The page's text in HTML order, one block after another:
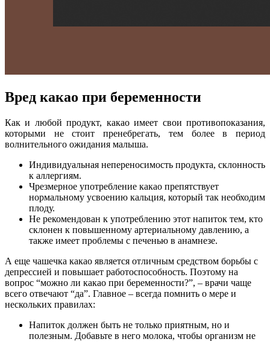
Вред какао при беременности
Как и любой продукт, какао имеет свои противопоказания,
которыми не стоит пренебрегать, тем более в период
волнительного ожидания малыша.
Индивидуальная непереносимость продукта, склонность
к аллергиям.
Чрезмерное употребление какао препятствует
нормальному усвоению кальция, который так необходим
плоду.
Не рекомендован к употреблению этот напиток тем, кто
склонен к повышенному артериальному давлению, а
также имеет проблемы с печенью в анамнезе.
А еще чашечка какао является отличным средством борьбы с
депрессией и повышает работоспособность. Поэтому на
вопрос “можно ли какао при беременности?”, – врачи чаще
всего отвечают “да”. Главное – всегда помнить о мере и
нескольких правилах:
Напиток должен быть не только приятным, но и
полезным. Добавьте в него молока, чтобы организм не